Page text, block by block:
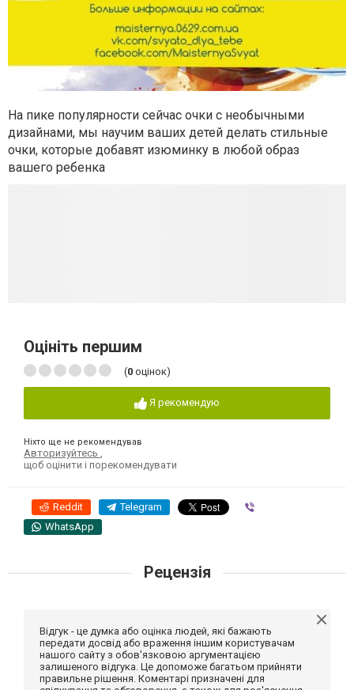
На пике популярности сейчас очки с необычными
дизайнами, мы научим ваших детей делать стильные
очки, которые добавят изюминку в любой образ
вашего ребенка
Оцініть першим
(0 оцінок)
Я рекомендую
Ніхто ще не рекомендував
Авторизуйтесь
щоб оцінити і порекомендувати
Reddit Telegram
WhatsApp
Рецензія
Відгук - це думка або оцінка людей, які бажають
передати досвід або враження іншим користувачам
нашого сайту з обов'язковою аргументацією
залишеного відгука. Це допоможе багатьом прийняти
правильне рішення. Коментарі призначені для